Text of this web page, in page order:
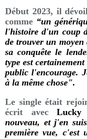
Début 2023, il
comme “un
l'histoire d'un coup
de trouver un moyen
sa conquête le
type est
public l'encourage.
à la même chose".
Le single était
écrit avecLucky
nouveau, et j'en
première vue, c'est